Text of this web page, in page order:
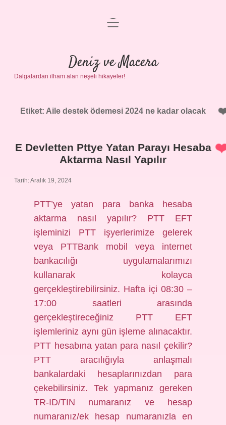
Anasayfa
Gizlilik Politikası
Yasal Uyarı
menüyü
Deniz ve Macera
Dalgalardan ilham alan neşeli hikayeler!
Etiket: Aile destek ödemesi 2024 ne kadar olacak
E Devletten Pttye Yatan Parayı Hesaba
Aktarma Nasıl Yapılır
Tarih: Aralık 19, 2024
PTT’ye yatan para banka hesaba
aktarma nasıl yapılır? PTT EFT
işleminizi PTT işyerlerimize gelerek
veya PTTBank mobil veya internet
bankacılığı uygulamalarımızı
kullanarak kolayca
gerçekleştirebilirsiniz. Hafta içi 08:30 –
17:00 saatleri arasında
gerçekleştireceğiniz PTT EFT
işlemleriniz aynı gün işleme alınacaktır.
PTT hesabına yatan para nasıl çekilir?
PTT aracılığıyla anlaşmalı
bankalardaki hesaplarınızdan para
çekebilirsiniz. Tek yapmanız gereken
TR-ID/TIN numaranız ve hesap
numaranız/ek hesap numaranızla en